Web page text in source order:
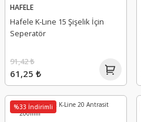
HAFELE
Hafele K-Lıne 15 Şişelik İçin
Seperatör
61,25 ₺
91,42 ₺
%33 İndirimli